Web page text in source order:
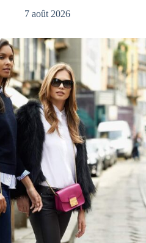
7 août 2026